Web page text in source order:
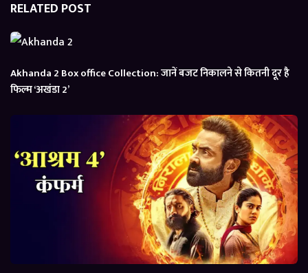
RELATED POST
Akhanda 2 Box office Collection: जानें बजट निकालने से कितनी दूर है
फिल्म ‘अखंडा 2’